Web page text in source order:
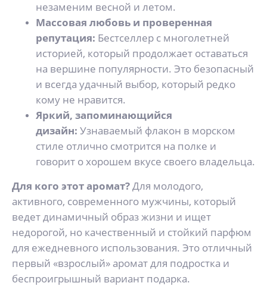
незаменим весной и летом.
Массовая любовь и проверенная
репутация: Бестселлер с многолетней
историей, который продолжает оставаться
на вершине популярности. Это безопасный
и всегда удачный выбор, который редко
кому не нравится.
Яркий, запоминающийся
дизайн: Узнаваемый флакон в морском
стиле отлично смотрится на полке и
говорит о хорошем вкусе своего владельца.
Для кого этот аромат?Для молодого,
активного, современного мужчины, который
ведет динамичный образ жизни и ищет
недорогой, но качественный и стойкий парфюм
для ежедневного использования. Это отличный
первый «взрослый» аромат для подростка и
беспроигрышный вариант подарка.